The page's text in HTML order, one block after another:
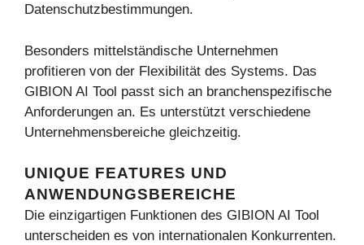
Datenschutzbestimmungen.
Besonders mittelständische Unternehmen
profitieren von der Flexibilität des Systems. Das
GIBION AI Tool passt sich an branchenspezifische
Anforderungen an. Es unterstützt verschiedene
Unternehmensbereiche gleichzeitig.
UNIQUE FEATURES UND
ANWENDUNGSBEREICHE
Die einzigartigen Funktionen des GIBION AI Tool
unterscheiden es von internationalen Konkurrenten.